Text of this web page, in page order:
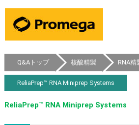
Q&Aトップ 核酸精製 RNA精
ReliaPrep™ RNA Miniprep Systems
ReliaPrep™ RNA Miniprep Systems